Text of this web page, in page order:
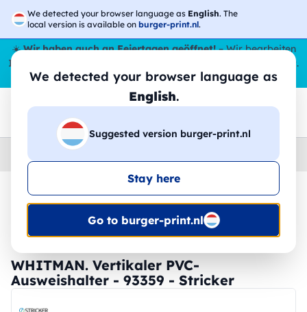
We detected your browser language as English. The
local version is available on burger-print.nl.
We detected your browser language as
English.
Suggested version burger-print.nl
Stay here
Go to burger-print.nl
☀️Wir haben auch an Feiertagen geöffnet!– Wir bearbeiten
Ihre Bestellungen den ganzen Sommer über,
sogar im August.
😎🌴
Home
🔥 -30 % DTF-Druck
WHITMAN. Vertikaler PVC-
Ausweishalter - 93359 - Stricker